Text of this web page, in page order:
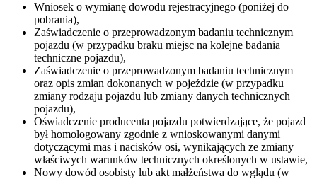
Wniosek o wymianę dowodu rejestracyjnego (poniżej do
pobrania),
Zaświadczenie o przeprowadzonym badaniu technicznym
pojazdu (w przypadku braku miejsc na kolejne badania
techniczne pojazdu),
Zaświadczenie o przeprowadzonym badaniu technicznym
oraz opis zmian dokonanych w pojeździe (w przypadku
zmiany rodzaju pojazdu lub zmiany danych technicznych
pojazdu),
Oświadczenie producenta pojazdu potwierdzające, że pojazd
był homologowany zgodnie z wnioskowanymi danymi
dotyczącymi mas i nacisków osi, wynikających ze zmiany
właściwych warunków technicznych określonych w ustawie,
Nowy dowód osobisty lub akt małżeństwa do wglądu (w